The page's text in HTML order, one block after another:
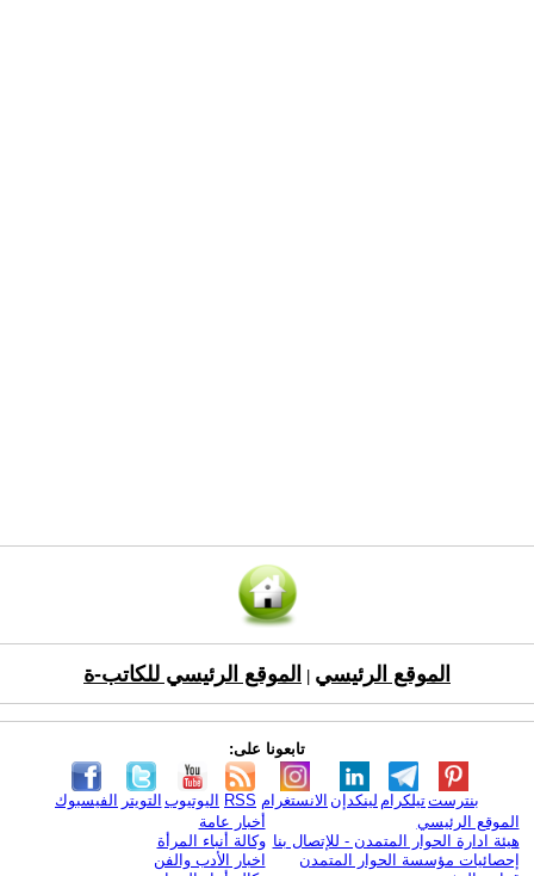
الموقع الرئيسي الموقع الرئيسي للكاتب-ة
تابعونا على:
الفيسبوك التويتر اليوتيوب RSS الانستغرام لينكدإن تيلكرامبنترست
الموقع الرئيسي
هيئة ادارة الحوار المتمدن - للإتصال بنا
إحصائيات مؤسسة الحوار المتمدن
أخبار عامة
وكالة أنباء المرأة
اخبار الأدب والفن